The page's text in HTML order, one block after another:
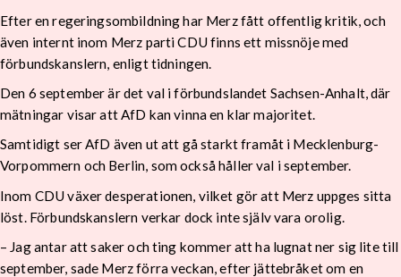
Efter en regeringsombildning har Merz fått offentlig kritik, och
även internt inom Merz parti CDU finns ett missnöje med
förbundskanslern, enligt tidningen.
Den 6 september är det val i förbundslandet Sachsen-Anhalt, där
mätningar visar att AfD kan vinna en klar majoritet.
Samtidigt ser AfD även ut att gå starkt framåt i Mecklenburg-
Vorpommern och Berlin, som också håller val i september.
Inom CDU växer desperationen, vilket gör att Merz uppges sitta
löst. Förbundskanslern verkar dock inte själv vara orolig.
– Jag antar att saker och ting kommer att ha lugnat ner sig lite till
september, sade Merz förra veckan, efter jättebråket om en